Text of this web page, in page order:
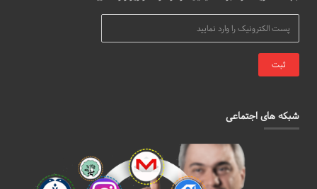
شبکه های اجتماعی